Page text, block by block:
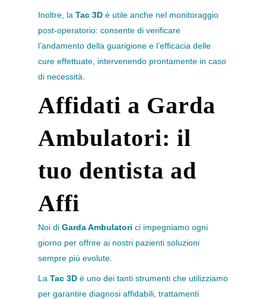
Inoltre, la Tac 3D è utile anche nel monitoraggio
post-operatorio: consente di verificare
l’andamento della guarigione e l’efficacia delle
cure effettuate, intervenendo prontamente in caso
di necessità.
Affidati a Garda
Ambulatori: il
tuo dentista ad
Affi
Noi di Garda Ambulatori ci impegniamo ogni
giorno per offrire ai nostri pazienti soluzioni
sempre più evolute.
La Tac 3D è uno dei tanti strumenti che utilizziamo
per garantire diagnosi affidabili, trattamenti